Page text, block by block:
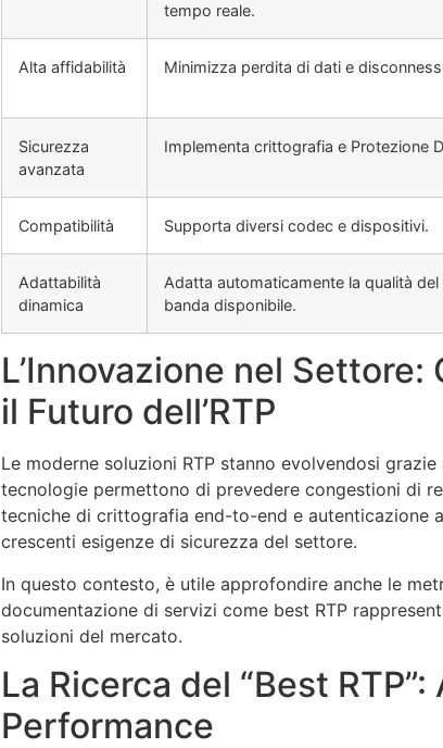
tempo reale.
Alta affidabilità Minimizza perdita di dati e
Sicurezza
avanzata
Implementa crittografia e Protezione
Compatibilità Supporta diversi codec e dispositivi.
Adattabilità
dinamica
Adatta automaticamente la qualità
banda disponibile.
L’Innovazione nel
il Futuro dell’RTP
Le moderne soluzioni RTP stanno evolvendosi grazie
tecnologie permettono di prevedere congestioni di
tecniche di crittografia end-to-end e autenticazione
crescenti esigenze di sicurezza del settore.
In questo contesto, è utile approfondire anche le
documentazione di servizi come best RTP
soluzioni del mercato.
La Ricerca del “Best
Performance